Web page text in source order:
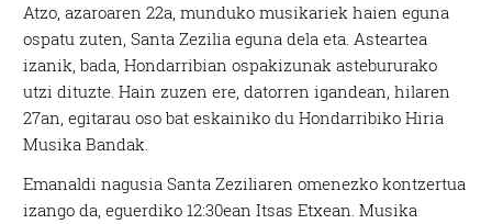
Atzo, azaroaren 22a, munduko musikariek haien eguna
ospatu zuten, Santa Zezilia eguna dela eta. Asteartea
izanik, bada, Hondarribian ospakizunak astebururako
utzi dituzte. Hain zuzen ere, datorren igandean, hilaren
27an, egitarau oso bat eskainiko du Hondarribiko Hiria
Musika Bandak.
Emanaldi nagusia Santa Zeziliaren omenezko kontzertua
izango da, eguerdiko 12:30ean Itsas Etxean. Musika